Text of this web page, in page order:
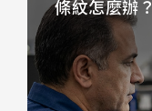
條紋怎麼辦